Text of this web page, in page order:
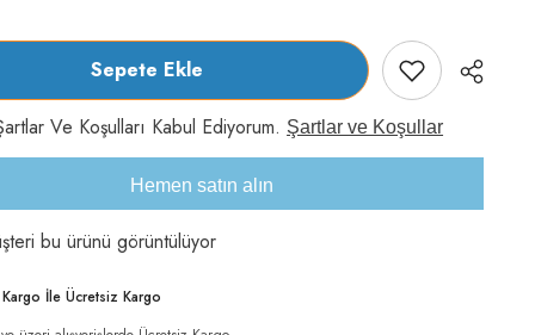
Kuru
kg
adeti
Sepete Ekle
Ve Koşulları Kabul Ediyorum. Şartlar ve Koşullar
Hemen satın alın
bu ürünü görüntülüyor
İle Ücretsiz Kargo